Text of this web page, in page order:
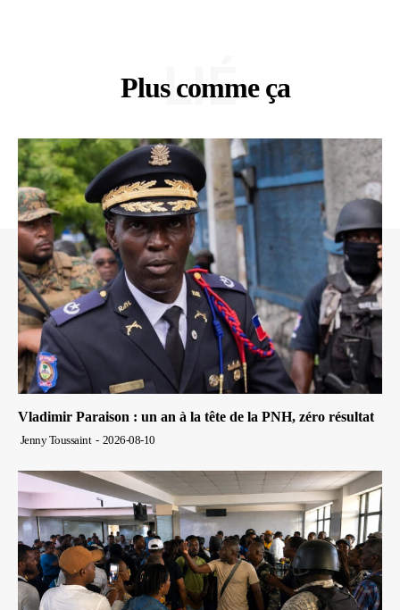
Plus comme ça
LIÉ
Vladimir Paraison : un an à la tête de la PNH, zéro résultat
Jenny Toussaint - 2026-08-10